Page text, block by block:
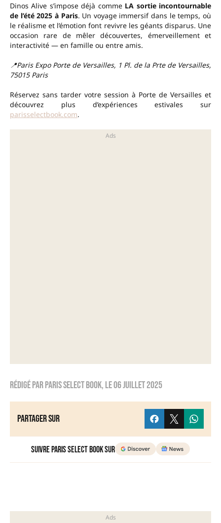
Dinos Alive s’impose déjà comme LA sortie incontournable
de l’été 2025 à Paris. Un voyage immersif dans le temps, où
le réalisme et l’émotion font revivre les géants disparus. Une
occasion rare de mêler découvertes, émerveillement et
interactivité — en famille ou entre amis.
📍Paris Expo Porte de Versailles, 1 Pl. de la Prte de Versailles,
75015 Paris
Réservez sans tarder votre session à Porte de Versailles et
découvrez plus d’expériences estivales sur
parisselectbook.com.
Rédigé parParis Select Book, le06 juillet 2025
Partager sur
Suivre Paris Select Book sur